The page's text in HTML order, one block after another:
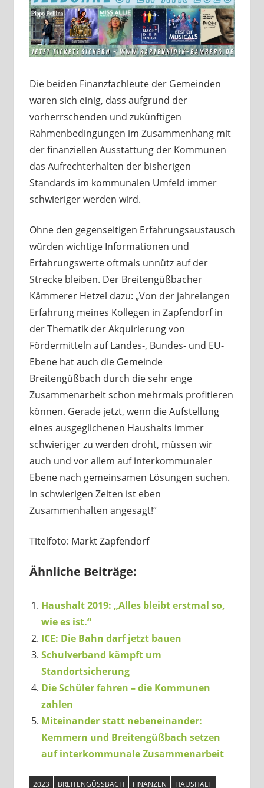
Die beiden Finanzfachleute der Gemeinden
waren sich einig, dass aufgrund der
vorherrschenden und zukünftigen
Rahmenbedingungen im Zusammenhang mit
der finanziellen Ausstattung der Kommunen
das Aufrechterhalten der bisherigen
Standards im kommunalen Umfeld immer
schwieriger werden wird.
Ohne den gegenseitigen Erfahrungsaustausch
würden wichtige Informationen und
Erfahrungswerte oftmals unnütz auf der
Strecke bleiben. Der Breitengüßbacher
Kämmerer Hetzel dazu: „Von der jahrelangen
Erfahrung meines Kollegen in Zapfendorf in
der Thematik der Akquirierung von
Fördermitteln auf Landes-, Bundes- und EU-
Ebene hat auch die Gemeinde
Breitengüßbach durch die sehr enge
Zusammenarbeit schon mehrmals profitieren
können. Gerade jetzt, wenn die Aufstellung
eines ausgeglichenen Haushalts immer
schwieriger zu werden droht, müssen wir
auch und vor allem auf interkommunaler
Ebene nach gemeinsamen Lösungen suchen.
In schwierigen Zeiten ist eben
Zusammenhalten angesagt!“
Titelfoto: Markt Zapfendorf
Ähnliche Beiträge:
Haushalt 2019: „Alles bleibt erstmal so,
wie es ist.“
ICE: Die Bahn darf jetzt bauen
Schulverband kämpft um
Standortsicherung
Die Schüler fahren – die Kommunen
zahlen
Miteinander statt nebeneinander:
Kemmern und Breitengüßbach setzen
auf interkommunale Zusammenarbeit
2023 BREITENGÜSSBACH FINANZEN HAUSHALT